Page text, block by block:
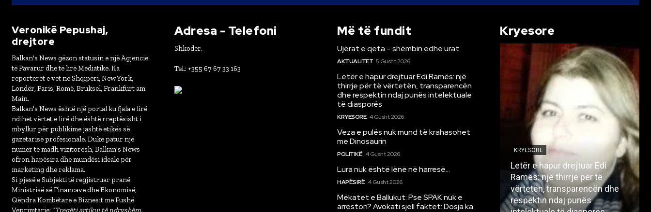
Veronikë Pepushaj,
drejtore
Balkan's News gëzon statusin e një Agjencie
të Pavarur dhe të lirë Mediatike. Ka
reporterët e vet në Shqipëri, New York,
Londër, Paris, Romë, Bruksel, Frankfurt am
Main.
Balkan's News është një portal ku fjala e lirë
ndihet vërtet e lirë dhe është rreptësisht i
mbyllur për publikime jashtë etikës së
gazetarisë profesionale. Duke patur një
numër të madh vizitorësh, Balkan's News
ofron hapësira dhe mundësi ideale për
marketing dhe reklama.
Si pjesë e Subjekti të regjistruar pranë
Ministrisë së Financave dhe Ekonomisë,
Qëndra Kombëtare e Biznesit me Fushë
Veprimtarie: “Tregëti artikuj të ndryshëm,
Adresa - Telefoni
Shkoder.
Tel.: +355 67 67 33 163
Më të fundit
Ujërat e qeta – shëmbin edhe urat
AKTUALITET 5 Gusht 2026
Letër e hapur drejtuar Edi Ramës: një
thirrje për të vërtetën, transparencën
dhe respektin ndaj punës intelektuale
të diasporës
KRYESORE 4 Gusht 2026
Veza e pulës nuk mund të krahasohet
me Dinosaurin
POLITIKË 4 Gusht 2026
Lura nuk është lënë në harresë…
HAPËSIRË 4 Gusht 2026
Mëkatet e Ballukut: Pse SPAK nuk e
arreston? Avokati sjell faktet: Dosja ka
Kryesore
KRYESORE
Letër e hapur drejtuar Edi
Ramës: një thirrje për të
vërtetën, transparencën dhe
respektin ndaj punës